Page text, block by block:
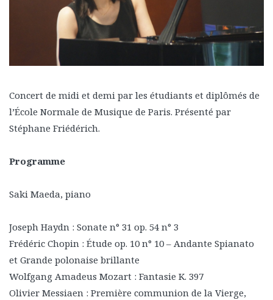
Concert de midi et demi par les étudiants et diplômés de
l’École Normale de Musique de Paris. Présenté par
Stéphane Friédérich.
Programme
Saki Maeda, piano
Joseph Haydn : Sonate n° 31 op. 54 n° 3
Frédéric Chopin : Étude op. 10 n° 10 – Andante Spianato
et Grande polonaise brillante
Wolfgang Amadeus Mozart : Fantasie K. 397
Olivier Messiaen : Première communion de la Vierge,